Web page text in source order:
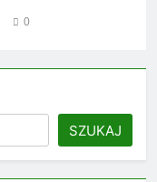
0
SZUKAJ